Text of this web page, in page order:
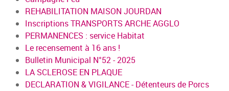
REHABILITATION MAISON JOURDAN
Inscriptions TRANSPORTS ARCHE AGGLO
PERMANENCES : service Habitat
Le recensement à 16 ans !
Bulletin Municipal N°52 - 2025
LA SCLEROSE EN PLAQUE
DECLARATION & VIGILANCE - Détenteurs de Porcs